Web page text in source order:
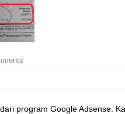
program Google Adsense.